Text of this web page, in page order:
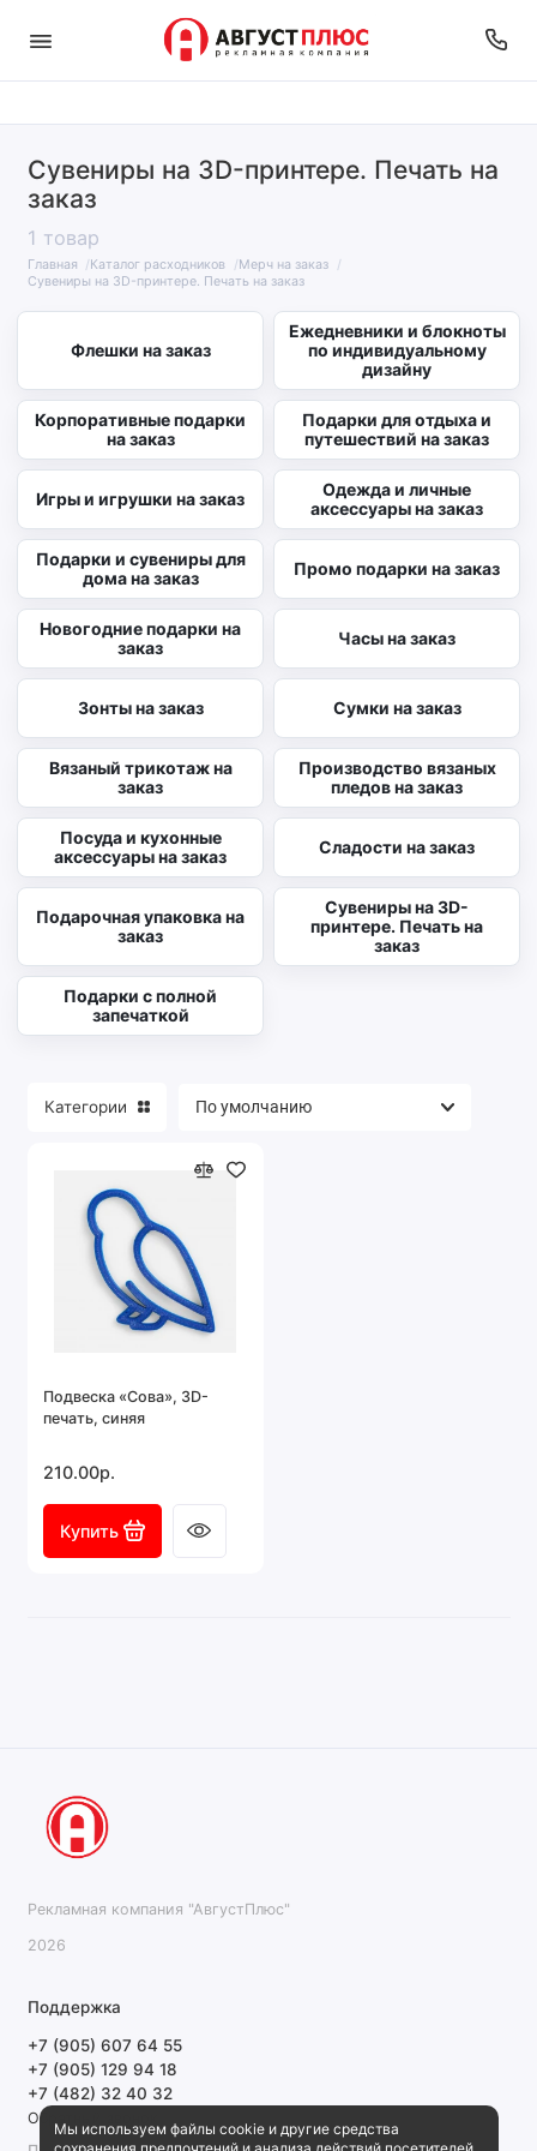
Сувениры на 3D-принтере. Печать на
заказ
1 товар
Главная Каталог расходников
Мерч на заказ
Сувениры на 3D-принтере. Печать на заказ
Флешки на заказ
Ежедневники и блокноты
по индивидуальному
дизайну
Корпоративные подарки
на заказ
Подарки для отдыха и
путешествий на заказ
Игры и игрушки на заказ
Одежда и личные
аксессуары на заказ
Подарки и сувениры для
дома на заказ
Промо подарки на заказ
Новогодние подарки на
заказ
Часы на заказ
Зонты на заказ Сумки на заказ
Вязаный трикотаж на
заказ
Производство вязаных
пледов на заказ
Посуда и кухонные
аксессуары на заказ
Сладости на заказ
Подарочная упаковка на
заказ
Сувениры на 3D-
принтере. Печать на
заказ
Подарки с полной
запечаткой
Категории
Подвеска «Сова», 3D-
печать, синяя
210.00р.
Купить
Мы используем файлы cookie и другие средства
Рекламная компания "АвгустПлюс"
2026
Поддержка
+7 (905) 607 64 55
+7 (905) 129 94 18
+7 (482) 32 40 32
Обратный звонок